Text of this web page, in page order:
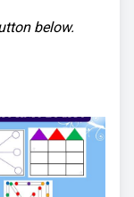
below.